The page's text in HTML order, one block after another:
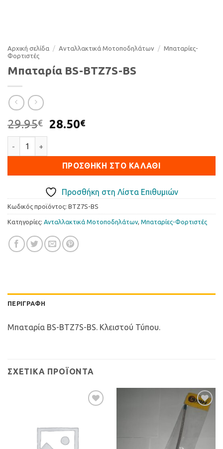
Αρχική σελίδα / Ανταλλακτικά Μοτοποδηλάτων / Μπαταρίες-
Φορτιστές
Μπαταρία BS-BTZ7S-BS
29.95€
Original
29.95€.
28.50€Η
είναι:
28.50€.
ΠΡΟΣΘΉΚΗ ΣΤΟ ΚΑΛΆΘΙ
Προσθήκη στη Λίστα Επιθυμιών
Κωδικός προϊόντος: BTZ7S-BS
Κατηγορίες: Ανταλλακτικά Μοτοποδηλάτων, Μπαταρίες-Φορτιστές
ΠΕΡΙΓΡΑΦΉ
Μπαταρία BS-BTZ7S-BS. Κλειστού Τύπου.
ΣΧΕΤΙΚΆ ΠΡΟΪΌΝΤΑ
Επιθυμιών
Προσθήκη
στη Λίστα
Επιθυμιών